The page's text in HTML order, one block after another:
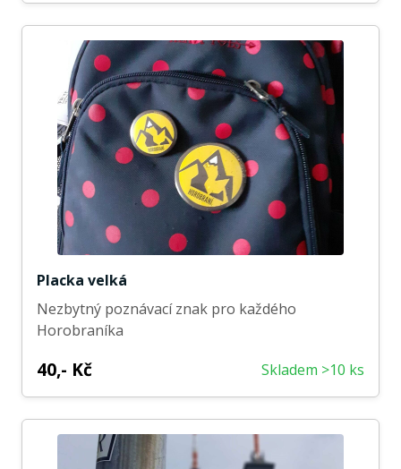
Placka velká
Nezbytný poznávací znak pro každého
Horobraníka
40,- Kč Skladem >10 ks